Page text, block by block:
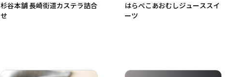
杉谷本舗 長崎街道カステラ詰合
せ
はらぺこあおむしジューススイ
ーツ